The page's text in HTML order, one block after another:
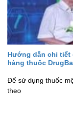
Hướng dẫn chi
hàng thuốc
Để sử dụng thuốc
theo